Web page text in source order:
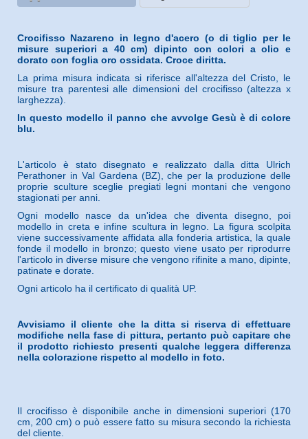
Crocifisso Nazareno in legno d'acero (o di tiglio per le
misure superiori a 40 cm) dipinto con colori a olio e
dorato con foglia oro ossidata. Croce diritta.
La prima misura indicata si riferisce all'altezza del Cristo, le
misure tra parentesi alle dimensioni del crocifisso (altezza x
larghezza).
In questo modello il panno che avvolge Gesù è di colore
blu.
L'articolo è stato disegnato e realizzato dalla ditta Ulrich
Perathoner in Val Gardena (BZ), che per la produzione delle
proprie sculture sceglie pregiati legni montani che vengono
stagionati per anni.
Ogni modello nasce da un'idea che diventa disegno, poi
modello in creta e infine scultura in legno. La figura scolpita
viene successivamente affidata alla fonderia artistica, la quale
fonde il modello in bronzo; questo viene usato per riprodurre
l'articolo in diverse misure che vengono rifinite a mano, dipinte,
patinate e dorate.
Ogni articolo ha il certificato di qualità UP.
Avvisiamo il cliente che la ditta si riserva di effettuare
modifiche nella fase di pittura, pertanto può capitare che
il prodotto richiesto presenti qualche leggera differenza
nella colorazione rispetto al modello in foto.
Il crocifisso è disponibile anche in dimensioni superiori (170
cm, 200 cm) o può essere fatto su misura secondo la richiesta
del cliente.